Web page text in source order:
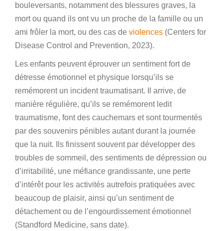
bouleversants, notamment des blessures graves, la
mort ou quand ils ont vu un proche de la famille ou un
ami frôler la mort, ou des cas de violences (Centers for
Disease Control and Prevention, 2023).
Les enfants peuvent éprouver un sentiment fort de
détresse émotionnel et physique lorsqu’ils se
remémorent un incident traumatisant. Il arrive, de
manière régulière, qu’ils se remémorent ledit
traumatisme, font des cauchemars et sont tourmentés
par des souvenirs pénibles autant durant la journée
que la nuit. Ils finissent souvent par développer des
troubles de sommeil, des sentiments de dépression ou
d’irritabilité, une méfiance grandissante, une perte
d’intérêt pour les activités autrefois pratiquées avec
beaucoup de plaisir, ainsi qu’un sentiment de
détachement ou de l’engourdissement émotionnel
(Standford Medicine, sans date).